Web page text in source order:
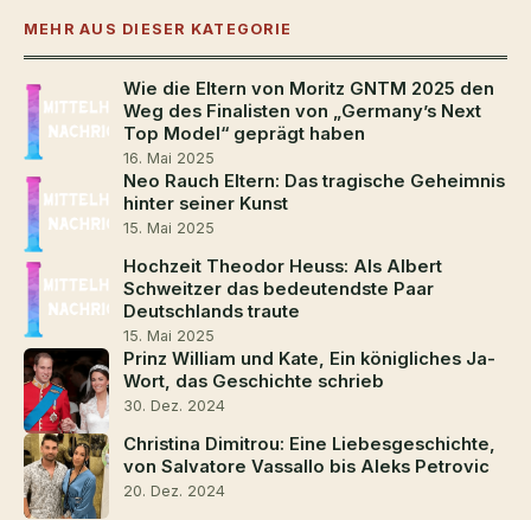
MEHR AUS DIESER KATEGORIE
Wie die Eltern von Moritz GNTM 2025 den
Weg des Finalisten von „Germany’s Next
Top Model“ geprägt haben
16. Mai 2025
Neo Rauch Eltern: Das tragische Geheimnis
hinter seiner Kunst
15. Mai 2025
Hochzeit Theodor Heuss: Als Albert
Schweitzer das bedeutendste Paar
Deutschlands traute
15. Mai 2025
Prinz William und Kate, Ein königliches Ja-
Wort, das Geschichte schrieb
30. Dez. 2024
Christina Dimitrou: Eine Liebesgeschichte,
von Salvatore Vassallo bis Aleks Petrovic
20. Dez. 2024